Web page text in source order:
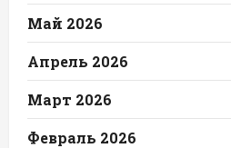
Май 2026
Апрель 2026
Март 2026
Февраль 2026